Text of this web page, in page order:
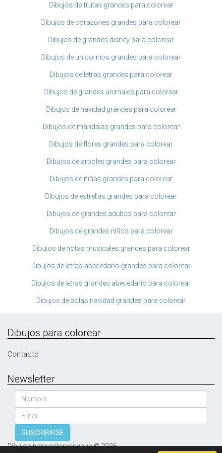
Dibujos de frutas grandes para colorear
Dibujos de corazones grandes para colorear
Dibujos de grandes disney para colorear
Dibujos de unicornios grandes para colorear
Dibujos de letras grandes para colorear
Dibujos de grandes animales para colorear
Dibujos de navidad grandes para colorear
Dibujos de mandalas grandes para colorear
Dibujos de flores grandes para colorear
Dibujos de arboles grandes para colorear
Dibujos de niñas grandes para colorear
Dibujos de estrellas grandes para colorear
Dibujos de grandes adultos para colorear
Dibujos de grandes niños para colorear
Dibujos de notas musicales grandes para colorear
Dibujos de letras abecedario grandes para colorear
Dibujos de letras grandes abecedario para colorear
Dibujos de bolas navidad grandes para colorear
Dibujos para colorear
Contacto
Newsletter
Nombre
Email
SUSCRIBIRSE
Dibujos para colorear vsun © 2026